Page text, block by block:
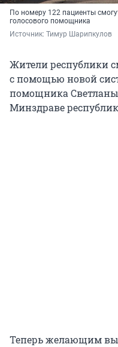
По номеру 122 пациенты
голосового помощника
Источник: Тимур Шарипкулов
Жители республики
с помощью новой
помощника
Минздраве
Теперь желающим